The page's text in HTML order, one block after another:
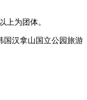
上为团体。
汉拿山国立公园旅游